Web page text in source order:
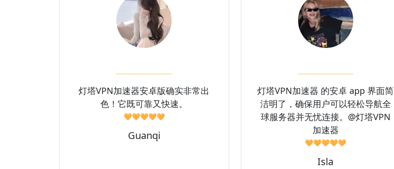
灯塔VPN加速器安卓版确实非常出
色！它既可靠又快速。
🧡🧡🧡🧡🧡
Guanqi
灯塔VPN加速器 的安卓 app 界面简
洁明了，确保用户可以轻松导航全
球服务器并无忧连接。@灯塔VPN
加速器
🧡🧡🧡🧡🧡
Isla